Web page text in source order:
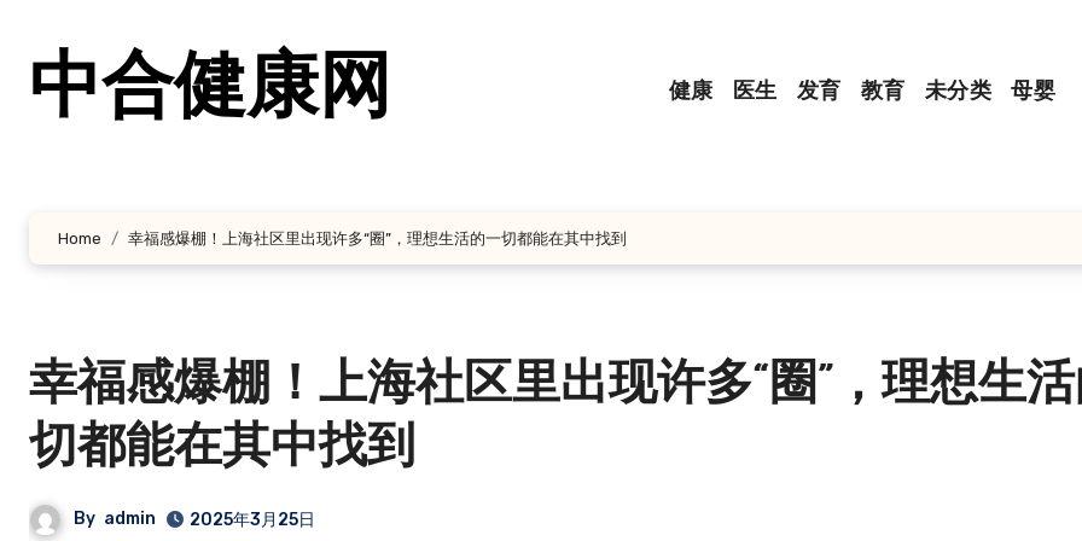
中合健康网 健康 医生 发育 教育 未分类 母婴
Home 幸福感爆棚！上海社区里出现许多“圈”，理想生活的一切都能在其中找到
幸福感爆棚！上海社区里出现许多“圈”，理想生
切都能在其中找到
By admin 2025年3月25日